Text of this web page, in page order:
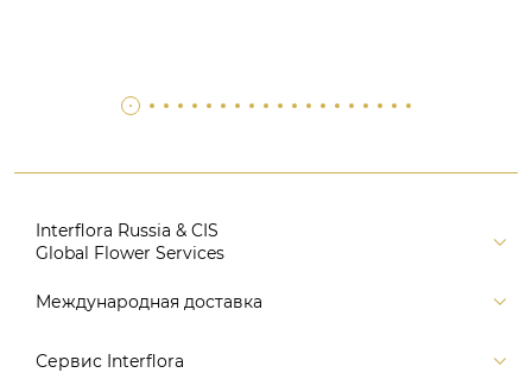
Interflora Russia & CIS
Global Flower Services
Версия для печати
Поиск
Международная доставка
Россия
Сервис Interflora